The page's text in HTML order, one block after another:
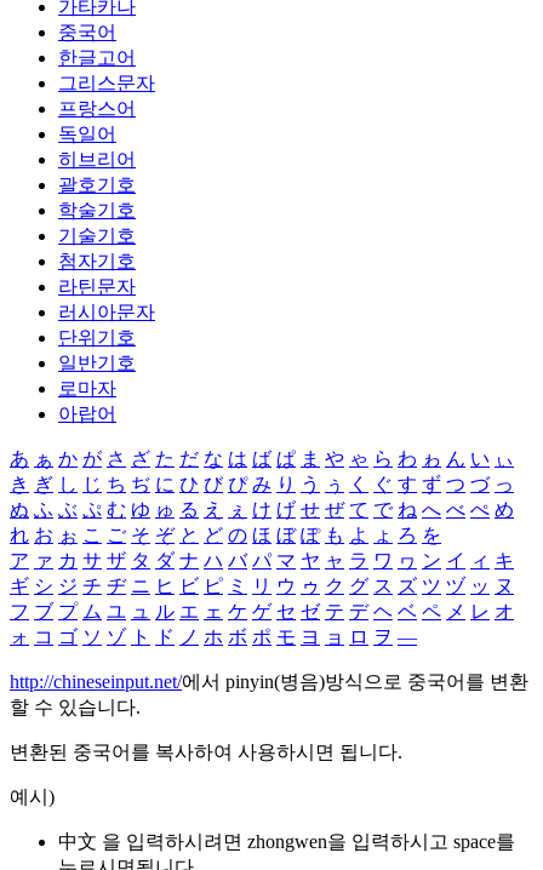
가타카나
중국어
한글고어
그리스문자
프랑스어
독일어
히브리어
괄호기호
학술기호
기술기호
첨자기호
라틴문자
러시아문자
단위기호
일반기호
로마자
아랍어
あ ぁ か が さ ざ た だ な は ば ぱ ま や ゃ ら わ ゎ ん い ぃ
き ぎ し じ ち ぢ に ひ び ぴ み り う ぅ く ぐ す ず つ づ っ
ぬ ふ ぶ ぷ む ゆ ゅ る え ぇ け げ せ ぜ て で ね へ べ ぺ め
れ お ぉ こ ご そ ぞ と ど の ほ ぼ ぽ も よ ょ ろ を
ア ァ カ サ ザ タ ダ ナ ハ バ パ マ ヤ ャ ラ ワ ヮ ン イ ィ キ
ギ シ ジ チ ヂ ニ ヒ ビ ピ ミ リ ウ ゥ ク グ ス ズ ツ ヅ ッ ヌ
フ ブ プ ム ユ ュ ル エ ェ ケ ゲ セ ゼ テ デ ヘ ベ ペ メ レ オ
ォ コ ゴ ソ ゾ ト ド ノ ホ ボ ポ モ ヨ ョ ロ ヲ ―
http://chineseinput.net/에서 pinyin(병음)방식으로 중국어를 변환
할 수 있습니다.
변환된 중국어를 복사하여 사용하시면 됩니다.
예시)
中文 을 입력하시려면 zhongwen을 입력하시고 space를